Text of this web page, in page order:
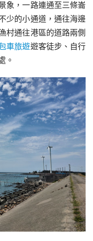
象，一路連通至三條崙
少的小通道，通往海邊
村通往港區的道路兩側
車旅遊遊客徒步、自行
。